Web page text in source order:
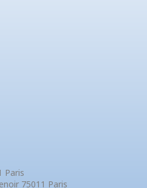
Paris
75011 Paris